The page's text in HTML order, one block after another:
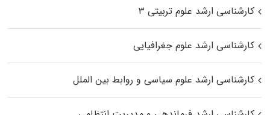
کارشناسی ارشد علوم تربیتی ۳
کارشناسی ارشد علوم جغرافیایی
کارشناسی ارشد علوم سیاسی و روابط بین الملل